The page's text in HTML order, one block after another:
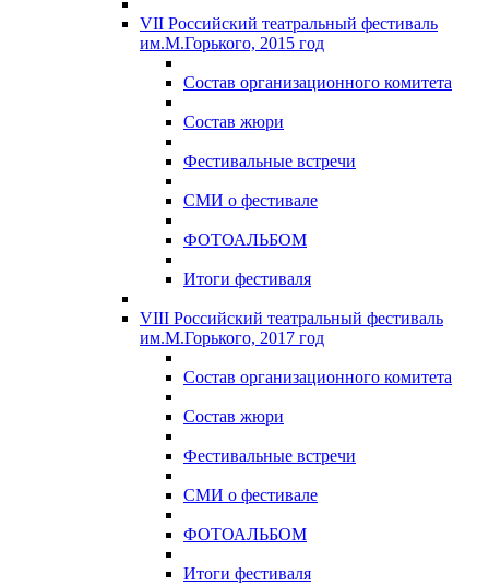
VII Российский театральный фестиваль
им.М.Горького, 2015 год
Состав организационного комитета
Состав жюри
Фестивальные встречи
СМИ о фестивале
ФОТОАЛЬБОМ
Итоги фестиваля
VIII Российский театральный фестиваль
им.М.Горького, 2017 год
Состав организационного комитета
Состав жюри
Фестивальные встречи
СМИ о фестивале
ФОТОАЛЬБОМ
Итоги фестиваля